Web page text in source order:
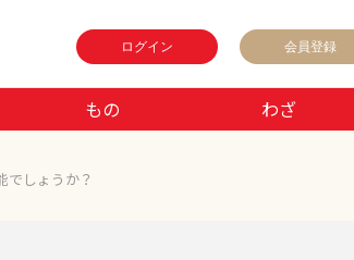
ログイン 会員登録
もの わざ
でしょうか？